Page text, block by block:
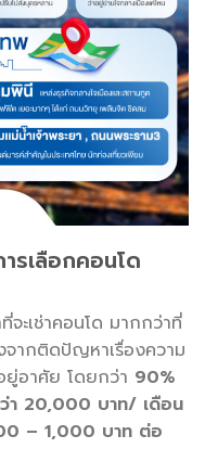
รเลือกคอนโด
ะเช่าคอนโด มากกว่าที่
จากติดปัญหาเรื่องความ
ยู่อาศัย โดยกว่า 90%
ว่า 20,000 บาท/ เดือน
– 1,000 บาท ต่อ